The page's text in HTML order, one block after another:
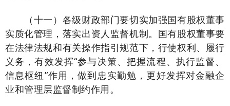
（十一）各级财政部门要切实加强国有股权董事
实质化管理，落实出资人监督机制。国有股权董事要
在法律法规和有关操作指引规范下，行使权利、履行
义务，有效发挥“参与决策、把握流程、执行监督、
信息枢纽”作用，做到忠实勤勉，更好发挥对金融企
业和管理层监督制约作用。